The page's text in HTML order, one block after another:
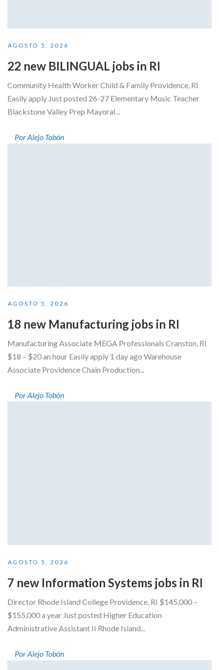
AGOSTO 5, 2026
22 new BILINGUAL jobs in RI
Community Health Worker Child & Family Providence, RI
Easily apply Just posted 26-27 Elementary Music Teacher
Blackstone Valley Prep Mayoral...
Por Alejo Tobón
AGOSTO 5, 2026
18 new Manufacturing jobs in RI
Manufacturing Associate MEGA Professionals Cranston, RI
$18 – $20 an hour Easily apply 1 day ago Warehouse
Associate Providence Chain Production...
Por Alejo Tobón
AGOSTO 5, 2026
7 new Information Systems jobs in RI
Director Rhode Island College Providence, RI $145,000 –
$155,000 a year Just posted Higher Education
Administrative Assistant II Rhode Island...
Por Alejo Tobón